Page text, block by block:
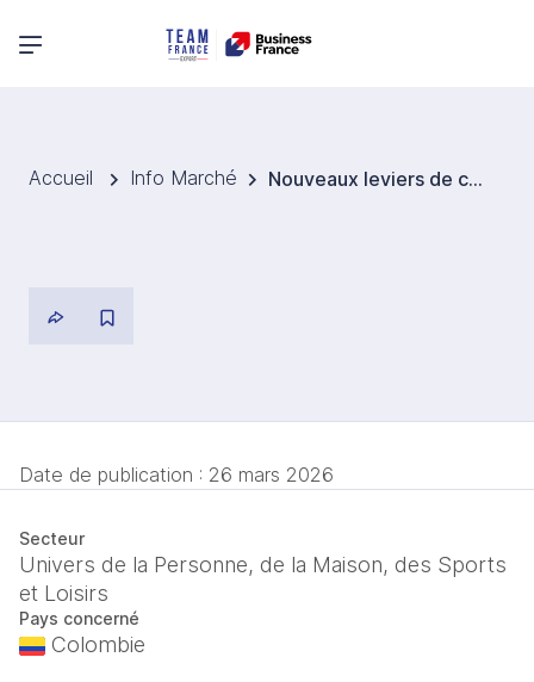
Menu principal
Accueil Info Marché Nouveaux leviers de croissance du retail mode et bien être en 2025
Date de publication : 26 mars 2026
Secteur
Univers de la Personne, de la Maison, des Sports
et Loisirs
Pays concerné
Colombie